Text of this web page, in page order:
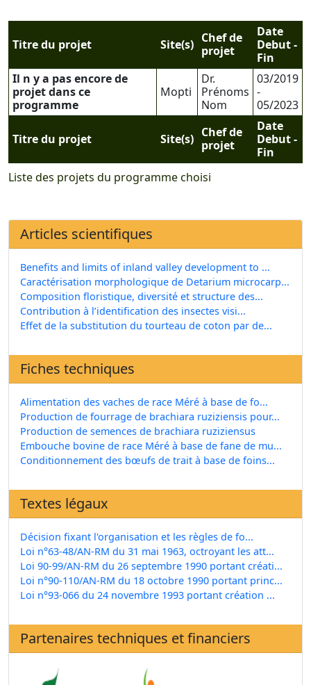
Liste des projets du programme choisi
Titre du projet Site(s) Chef de
projet
Date
Debut -
Fin
Titre du projet Site(s) Chef de
projet
Date
Debut -
Fin
Il n y a pas encore de
projet dans ce
programme
Mopti
Dr.
Prénoms
Nom
03/2019
-
05/2023
Articles scientifiques
Benefits and limits of inland valley development to ...
Caractérisation morphologique de Detarium microcarp...
Composition floristique, diversité et structure des...
Contribution à l’identification des insectes visi...
Effet de la substitution du tourteau de coton par de...
Fiches techniques
Alimentation des vaches de race Méré à base de fo...
Production de fourrage de brachiara ruziziensis pour...
Production de semences de brachiara ruziziensus
Embouche bovine de race Méré à base de fane de mu...
Conditionnement des bœufs de trait à base de foins...
Textes légaux
Décision fixant l'organisation et les règles de fo...
Loi n°63-48/AN-RM du 31 mai 1963, octroyant les att...
Loi 90-99/AN-RM du 26 septembre 1990 portant créati...
Loi n°90-110/AN-RM du 18 octobre 1990 portant princ...
Loi n°93-066 du 24 novembre 1993 portant création ...
Partenaires techniques et financiers